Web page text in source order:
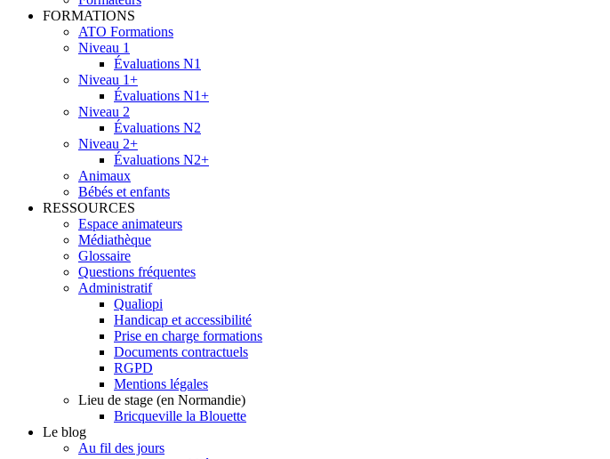
FORMATIONS
ATO Formations
Niveau 1
Évaluations N1
Niveau 1+
Évaluations N1+
Niveau 2
Évaluations N2
Niveau 2+
Évaluations N2+
Animaux
Bébés et enfants
RESSOURCES
Espace animateurs
Médiathèque
Glossaire
Questions fréquentes
Administratif
Qualiopi
Handicap et accessibilité
Prise en charge formations
Documents contractuels
RGPD
Mentions légales
Lieu de stage (en Normandie)
Bricqueville la Blouette
Le blog
Au fil des jours